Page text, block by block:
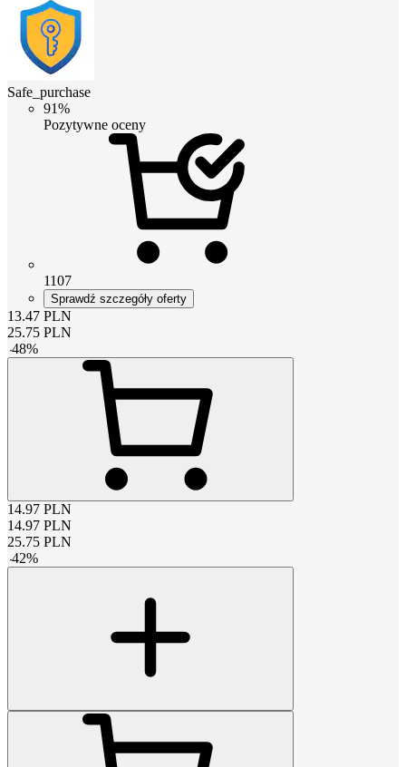
Safe_purchase
91%
Pozytywne oceny
1107
Sprawdź szczegóły oferty
13.47 PLN
25.75 PLN
-48%
14.97 PLN
14.97 PLN
25.75 PLN
-42%